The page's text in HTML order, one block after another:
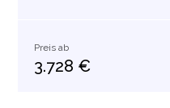
Preis ab
3.728 €